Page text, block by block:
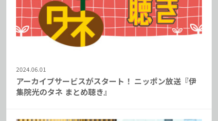
2024.06.01
アーカイブサービスがスタート！ ニッポン放送『伊
集院光のタネ まとめ聴き』